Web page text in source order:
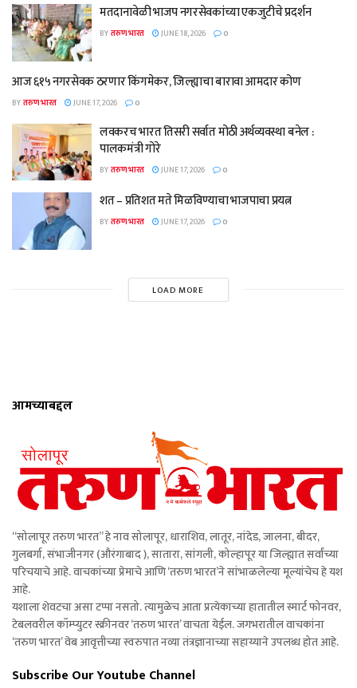
मतदानावेळी भाजप नगरसेवकांच्या एकजुटीचे प्रदर्शन
BYतरुण भारत JUNE 18, 2026 0
आज ६१५ नगरसेवक ठरणार किंगमेकर, जिल्ह्याचा बारावा आमदार कोण
BYतरुण भारत JUNE 17, 2026 0
लवकरच भारत तिसरी सर्वात मोठी अर्थव्यवस्था बनेल :
पालकमंत्री गोरे
BYतरुण भारत JUNE 17, 2026 0
शत – प्रतिशत मते मिळविण्याचा भाजपाचा प्रयत्न
BYतरुण भारत JUNE 17, 2026 0
LOAD MORE
आमच्याबद्दल
“सोलापूर तरुण भारत” हे नाव सोलापूर, धाराशिव, लातूर, नांदेड, जालना, बीदर,
गुलबर्गा, संभाजीनगर (औरंगाबाद ), सातारा, सांगली, कोल्हापूर या जिल्ह्यात सर्वांच्या
परिचयाचे आहे. वाचकांच्या प्रेमाचे आणि ‘तरुण भारत’ने सांभाळलेल्या मूल्यांचेच हे यश
आहे.
यशाला शेवटचा असा टप्पा नसतो. त्यामुळेच आता प्रत्येकाच्या हातातील स्मार्ट फोनवर,
टेबलवरील कॉम्प्युटर स्क्रीनवर ‘तरुण भारत’ वाचता येईल. जगभरातील वाचकांना
‘तरुण भारत’ वेब आवृत्तीच्या स्वरुपात नव्या तंत्रज्ञानाच्या सहाय्याने उपलब्ध होत आहे.
Subscribe Our Youtube Channel